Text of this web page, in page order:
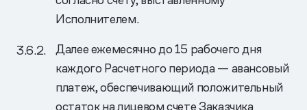
Исполнителем.
Далее ежемесячно до 15 рабочего дня
каждого Расчетного периода — авансовый
платеж, обеспечивающий положительный
остаток на лицевом счете Заказчика